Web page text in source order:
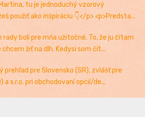
tu je jednoduchý vzorový
použiť ako inšpiráciu 👇</p> <p>Predsta...
rady boli pre mňa užitočné. To, že ju čítam
žiť na dlh. Kedysi som čít...
prehľad pre Slovensko (SR), zvlášť pre
a s.r.o. pri obchodovaní opcií/de...